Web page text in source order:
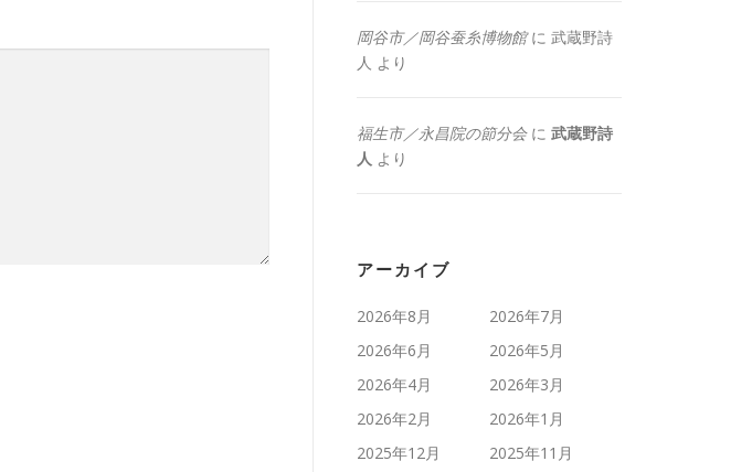
岡谷市／岡谷蚕糸博物館に 武蔵野詩
人 より
福生市／永昌院の節分会に 武蔵野詩
人 より
アーカイブ
2026年8月
2026年7月
2026年6月
2026年5月
2026年4月
2026年3月
2026年2月
2026年1月
2025年12月
2025年11月